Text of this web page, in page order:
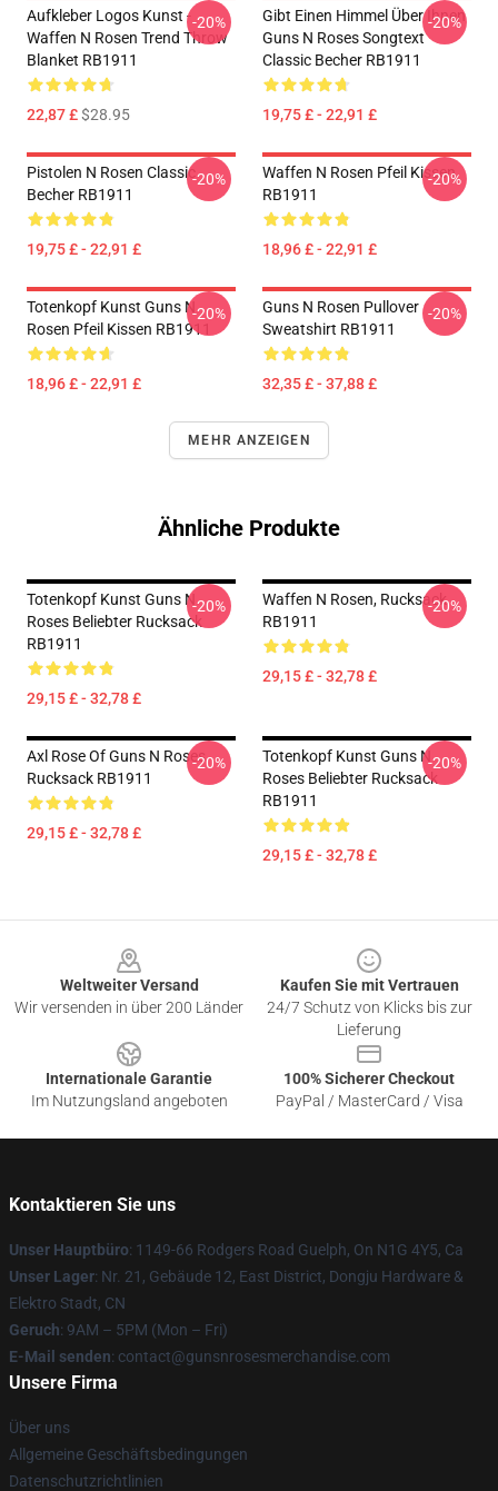
Aufkleber Logos Kunst -
Waffen N Rosen Trend Throw
Blanket RB1911
22,87 £$28.95
-20%
Gibt Einen Himmel Über Ihnen
Guns N Roses Songtext
Classic Becher RB1911
19,75 £ - 22,91 £
-20%
Pistolen N Rosen Classic
Becher RB1911
19,75 £ - 22,91 £
-20%
Waffen N Rosen Pfeil Kissen
RB1911
18,96 £ - 22,91 £
-20%
Totenkopf Kunst Guns N
Rosen Pfeil Kissen RB1911
18,96 £ - 22,91 £
-20%
Guns N Rosen Pullover
Sweatshirt RB1911
32,35 £ - 37,88 £
-20%
MEHR ANZEIGEN
Ähnliche Produkte
Totenkopf Kunst Guns N
Roses Beliebter Rucksack
RB1911
29,15 £ - 32,78 £
-20%
Waffen N Rosen, Rucksack
RB1911
29,15 £ - 32,78 £
-20%
Axl Rose Of Guns N Roses
Rucksack RB1911
29,15 £ - 32,78 £
-20%
Totenkopf Kunst Guns N
Roses Beliebter Rucksack
RB1911
29,15 £ - 32,78 £
-20%
Weltweiter Versand
Wir versenden in über 200 Länder
Kaufen Sie mit Vertrauen
24/7 Schutz von Klicks bis zur
Lieferung
Internationale Garantie
Im Nutzungsland angeboten
100% Sicherer Checkout
PayPal / MasterCard / Visa
Kontaktieren Sie uns
Unser Hauptbüro: 1149-66 Rodgers Road Guelph, On N1G 4Y5, Ca
Unser Lager: Nr. 21, Gebäude 12, East District, Dongju Hardware &
Elektro Stadt, CN
Geruch: 9AM – 5PM (Mon – Fri)
E-Mail senden: contact@gunsnrosesmerchandise.com
Unsere Firma
Über uns
Allgemeine Geschäftsbedingungen
Datenschutzrichtlinien